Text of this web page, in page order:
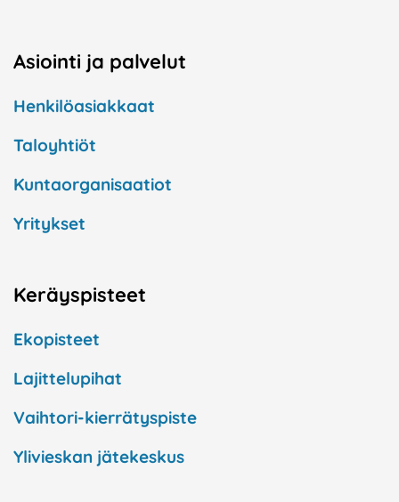
Asiointi ja palvelut
Henkilöasiakkaat
Taloyhtiöt
Kuntaorganisaatiot
Yritykset
Keräyspisteet
Ekopisteet
Lajittelupihat
Vaihtori-kierrätyspiste
Ylivieskan jätekeskus